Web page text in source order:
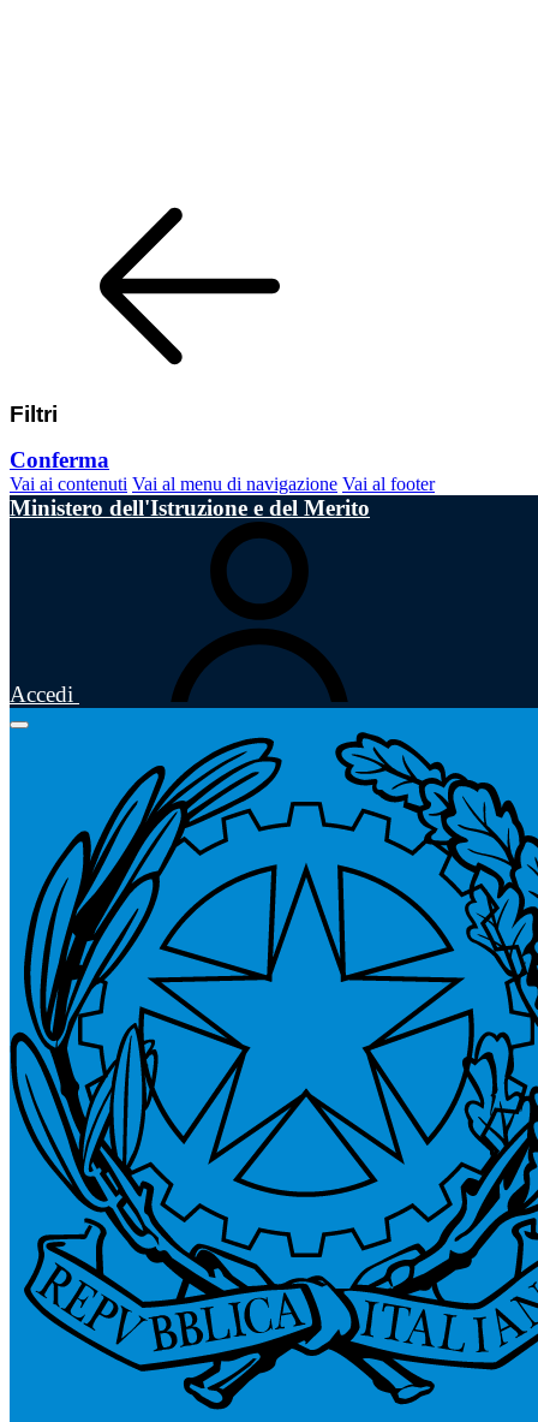
Filtri
Conferma
Vai ai contenuti Vai al menu di navigazione Vai al footer
Ministero dell'Istruzione e del Merito
Accedi